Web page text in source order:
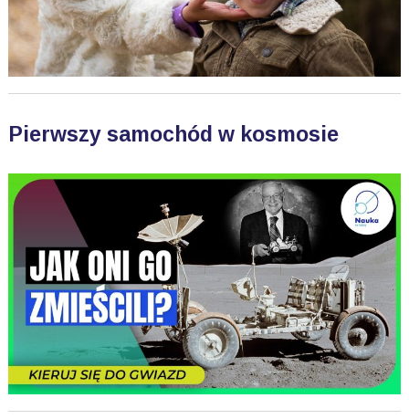
Pierwszy samochód w kosmosie